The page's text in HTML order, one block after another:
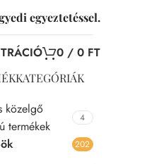
egyeztetéssel.
0 / 0 FT
közelgő
termékek
4
202